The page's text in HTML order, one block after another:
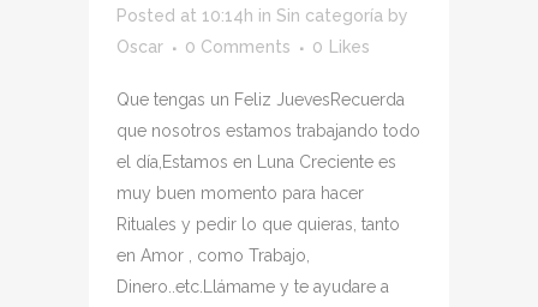
Posted at 10:14h in Sin categoría by
Oscar
0 Comments 0 Likes
Que tengas un Feliz JuevesRecuerda
que nosotros estamos trabajando todo
el día,Estamos en Luna Creciente es
muy buen momento para hacer
Rituales y pedir lo que quieras, tanto
en Amor , como Trabajo,
Dinero..etc.Llámame y te ayudare a